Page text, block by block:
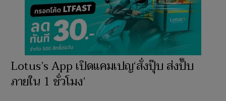
Lotus’s App เปิดแคมเปญ‘สั่งปุ๊บ ส่งปั๊บ
ภายใน 1 ชั่วโมง’